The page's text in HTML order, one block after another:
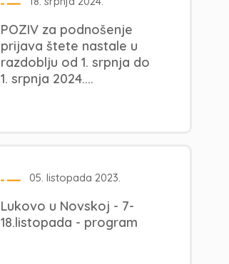
POZIV za podnošenje
prijava štete nastale u
razdoblju od 1. srpnja do
1. srpnja 2024....
05. listopada 2023.
Lukovo u Novskoj - 7-
18.listopada - program